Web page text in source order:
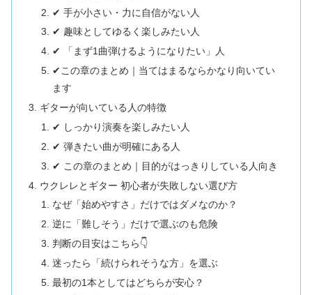
✔ 手が小さい・力に自信がない人
✔ 趣味としてゆるく楽しみたい人
✔ 「まず1曲弾けるようになりたい」人
✔この章のまとめ｜当てはまるならかなり向いてい
ます
ギターが向いている人の特徴
✔ しっかり演奏を楽しみたい人
✔ 弾きたい曲が明確にある人
✔ この章のまとめ｜目的がはっきりしている人向き
ウクレレとギター 初心者が失敗しない選び方
なぜ「始めやすさ」だけではダメなのか？
逆に「難しそう」だけで選ぶのも危険
判断の目安はこちら👇
迷ったら「続けられそうな方」を選ぶ
最初の1本としてはどちらが安心？